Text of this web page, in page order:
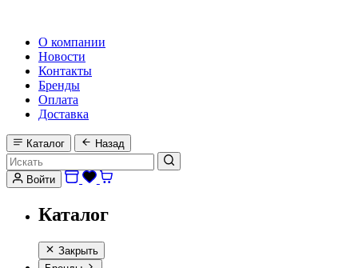
О компании
Новости
Контакты
Бренды
Оплата
Доставка
Каталог Назад
Войти
Каталог
Закрыть